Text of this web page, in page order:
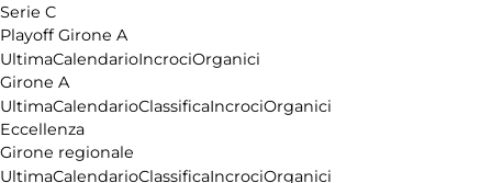
Serie C
Playoff Girone A
UltimaCalendarioIncrociOrganici
Girone A
UltimaCalendarioClassificaIncrociOrganici
Eccellenza
Girone regionale
UltimaCalendarioClassificaIncrociOrganici